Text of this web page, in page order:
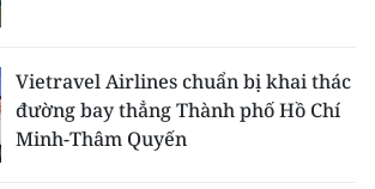
Vietravel Airlines chuẩn bị khai thác
đường bay thẳng Thành phố Hồ Chí
Minh-Thâm Quyến